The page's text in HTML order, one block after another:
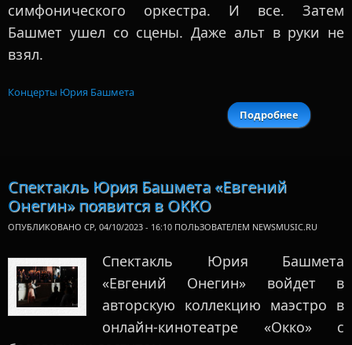
симфонического оркестра. И все. Затем
Башмет ушел со сцены. Даже альт в руки не
взял.
Концерты Юрия Башмета
Подробнее
о Юрий
Спектакль Юрия Башмета «Евгений
Онегин» появится в OKKO
ОПУБЛИКОВАНО СР, 04/10/2023 - 16:10 ПОЛЬЗОВАТЕЛЕМ NEWSMUSIC.RU
Спектакль Юрия Башмета
«Евгений Онегин» войдет в
авторскую коллекцию маэстро в
онлайн-кинотеатре «Окко» с